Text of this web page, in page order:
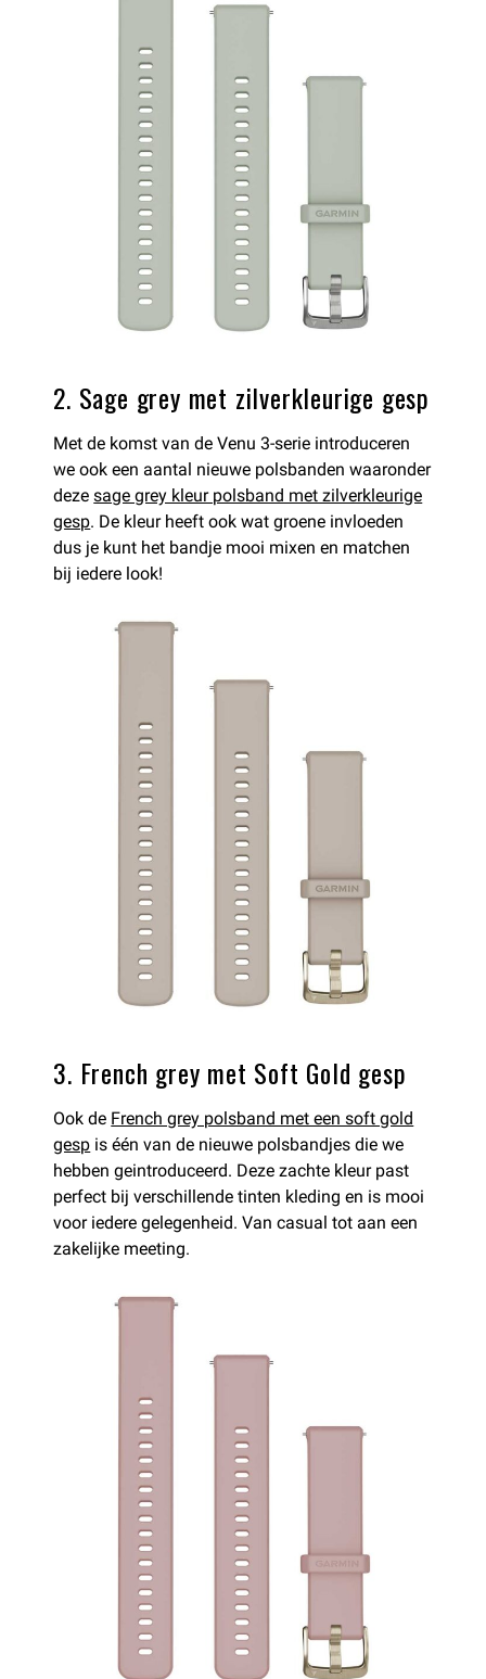
2. Sage grey met zilverkleurige gesp
Met de komst van de Venu 3-serie introduceren
we ook een aantal nieuwe polsbanden waaronder
dezesage grey kleur polsband met zilverkleurige
gesp. De kleur heeft ook wat groene invloeden
dus je kunt het bandje mooi mixen en matchen
bij iedere look!
3. French grey met Soft Gold gesp
Ook de French grey polsband met een soft gold
gesp is één van de nieuwe polsbandjes die we
hebben geintroduceerd. Deze zachte kleur past
perfect bij verschillende tinten kleding en is mooi
voor iedere gelegenheid. Van casual tot aan een
zakelijke meeting.